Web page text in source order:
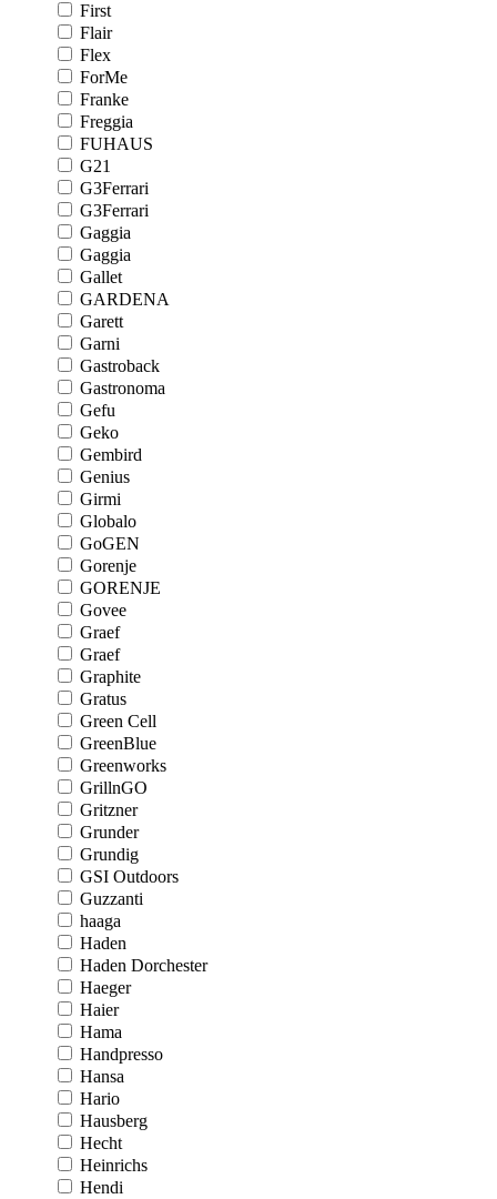
First
Flair
Flex
ForMe
Franke
Freggia
FUHAUS
G21
G3Ferrari
G3Ferrari
Gaggia
Gaggia
Gallet
GARDENA
Garett
Garni
Gastroback
Gastronoma
Gefu
Geko
Gembird
Genius
Girmi
Globalo
GoGEN
Gorenje
GORENJE
Govee
Graef
Graef
Graphite
Gratus
Green Cell
GreenBlue
Greenworks
GrillnGO
Gritzner
Grunder
Grundig
GSI Outdoors
Guzzanti
haaga
Haden
Haden Dorchester
Haeger
Haier
Hama
Handpresso
Hansa
Hario
Hausberg
Hecht
Heinrichs
Hendi